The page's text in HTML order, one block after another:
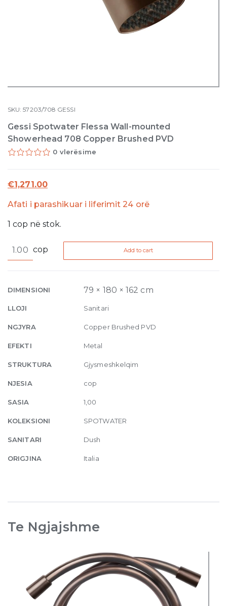
SKU:57203/708 GESSI
Gessi Spotwater Flessa Wall-mounted
Showerhead 708 Copper Brushed PVD
0 vlerësime
€1,271.00
Afati i parashikuar i liferimit 24 orë
1 cop në stok.
Spotwater
mounted
708
Copper
PVD
quantity
cop Add to cart
DIMENSIONI 79 × 180 × 162 cm
LLOJI Sanitari
NGJYRA Copper Brushed PVD
EFEKTI Metal
STRUKTURA Gjysmeshkelqim
NJESIA cop
SASIA 1,00
KOLEKSIONI SPOTWATER
SANITARI Dush
ORIGJINA Italia
Te Ngjajshme